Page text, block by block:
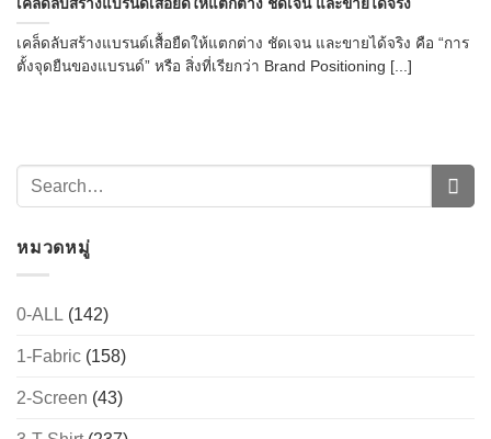
เคล็ดลับสร้างแบรนด์เสื้อยืดให้แตกต่าง ชัดเจน และขายได้จริง
เคล็ดลับสร้างแบรนด์เสื้อยืดให้แตกต่าง ชัดเจน และขายได้จริง คือ “การ
ตั้งจุดยืนของแบรนด์” หรือ สิ่งที่เรียกว่า Brand Positioning [...]
หมวดหมู่
0-ALL (142)
1-Fabric (158)
2-Screen (43)